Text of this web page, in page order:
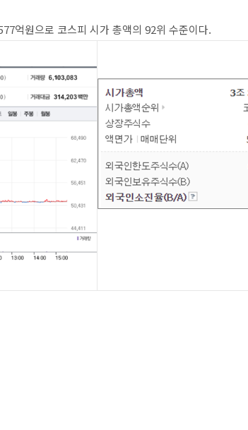
억원으로 코스피 시가 총액의 92위 수준이다.